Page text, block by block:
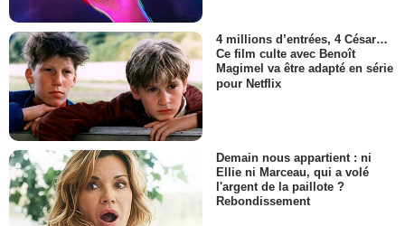
4 millions d’entrées, 4 César…
Ce film culte avec Benoît
Magimel va être adapté en série
pour Netflix
Demain nous appartient : ni
Ellie ni Marceau, qui a volé
l'argent de la paillote ?
Rebondissement